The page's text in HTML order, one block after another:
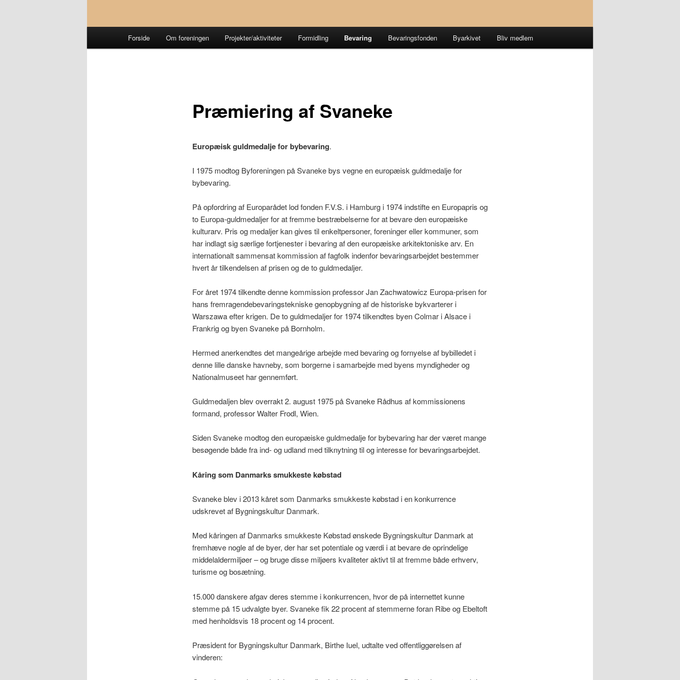
Forside Om foreningen Projekter/aktiviteter Formidling Bevaring Bevaringsfonden Byarkivet Bliv medlem
Præmiering af Svaneke
Europæisk guldmedalje for bybevaring.
I 1975 modtog Byforeningen på Svaneke bys vegne en europæisk guldmedalje for
bybevaring.
På opfordring af Europarådet lod fonden F.V.S. i Hamburg i 1974 indstifte en Europapris og
to Europa-guldmedaljer for at fremme bestræbelserne for at bevare den europæiske
kulturarv. Pris og medaljer kan gives til enkeltpersoner, foreninger eller kommuner, som
har indlagt sig særlige fortjenester i bevaring af den europæiske arkitektoniske arv. En
internationalt sammensat kommission af fagfolk indenfor bevaringsarbejdet bestemmer
hvert år tilkendelsen af prisen og de to guldmedaljer.
For året 1974 tilkendte denne kommission professor Jan Zachwatowicz Europa-prisen for
hans fremragendebevaringstekniske genopbygning af de historiske bykvarterer i
Warszawa efter krigen. De to guldmedaljer for 1974 tilkendtes byen Colmar i Alsace i
Frankrig og byen Svaneke på Bornholm.
Hermed anerkendtes det mangeårige arbejde med bevaring og fornyelse af bybilledet i
denne lille danske havneby, som borgerne i samarbejde med byens myndigheder og
Nationalmuseet har gennemført.
Guldmedaljen blev overrakt 2. august 1975 på Svaneke Rådhus af kommissionens
formand, professor Walter Frodl, Wien.
Siden Svaneke modtog den europæiske guldmedalje for bybevaring har der været mange
besøgende både fra ind- og udland med tilknytning til og interesse for bevaringsarbejdet.
Kåring som Danmarks smukkeste købstad
Svaneke blev i 2013 kåret som Danmarks smukkeste købstad i en konkurrence
udskrevet af Bygningskultur Danmark.
Med kåringen af Danmarks smukkeste Købstad ønskede Bygningskultur Danmark at
fremhæve nogle af de byer, der har set potentiale og værdi i at bevare de oprindelige
middelaldermiljøer – og bruge disse miljøers kvaliteter aktivt til at fremme både erhverv,
turisme og bosætning.
15.000 danskere afgav deres stemme i konkurrencen, hvor de på internettet kunne
stemme på 15 udvalgte byer. Svaneke fik 22 procent af stemmerne foran Ribe og Ebeltoft
med henholdsvis 18 procent og 14 procent.
Præsident for Bygningskultur Danmark, Birthe Iuel, udtalte ved offentliggørelsen af
vinderen: